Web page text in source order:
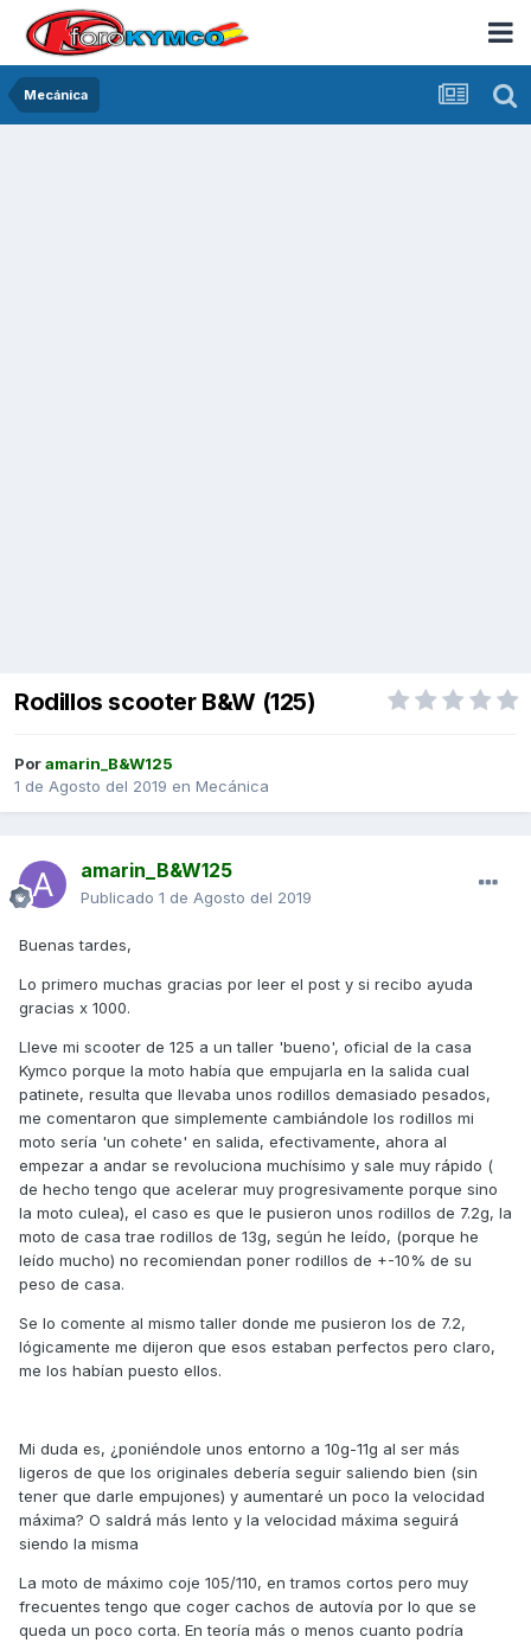
Mecánica
Rodillos scooter B&W (125)
Poramarin_B&W125
1 de Agosto del 2019 en Mecánica
amarin_B&W125
Publicado 1 de Agosto del 2019
Buenas tardes,
Lo primero muchas gracias por leer el post y si recibo ayuda
gracias x 1000.
Lleve mi scooter de 125 a un taller 'bueno', oficial de la casa
Kymco porque la moto había que empujarla en la salida cual
patinete, resulta que llevaba unos rodillos demasiado pesados,
me comentaron que simplemente cambiándole los rodillos mi
moto sería 'un cohete' en salida, efectivamente, ahora al
empezar a andar se revoluciona muchísimo y sale muy rápido (
de hecho tengo que acelerar muy progresivamente porque sino
la moto culea), el caso es que le pusieron unos rodillos de 7.2g, la
moto de casa trae rodillos de 13g, según he leído, (porque he
leído mucho) no recomiendan poner rodillos de +-10% de su
peso de casa.
Se lo comente al mismo taller donde me pusieron los de 7.2,
lógicamente me dijeron que esos estaban perfectos pero claro,
me los habían puesto ellos.
Mi duda es, ¿poniéndole unos entorno a 10g-11g al ser más
ligeros de que los originales debería seguir saliendo bien (sin
tener que darle empujones) y aumentaré un poco la velocidad
máxima? O saldrá más lento y la velocidad máxima seguirá
siendo la misma
La moto de máximo coje 105/110, en tramos cortos pero muy
frecuentes tengo que coger cachos de autovía por lo que se
queda un poco corta. En teoría más o menos cuanto podría